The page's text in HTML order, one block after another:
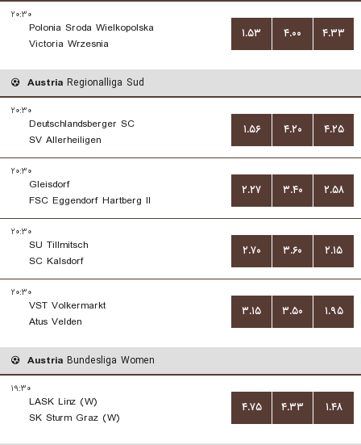
۲۰:۳۰
Polonia Sroda Wielkopolska
Victoria Wrzesnia
۱.۵۳ ۴.۰۰ ۴.۳۳
Austria Regionalliga Sud
۲۰:۳۰
Deutschlandsberger SC
SV Allerheiligen
۱.۵۶ ۴.۲۰ ۴.۲۵
۲۰:۳۰
Gleisdorf
FSC Eggendorf Hartberg II
۲.۲۷ ۳.۴۰ ۲.۵۸
۲۰:۳۰
SU Tillmitsch
SC Kalsdorf
۲.۷۰ ۳.۶۰ ۲.۱۵
۲۰:۳۰
VST Volkermarkt
Atus Velden
۳.۱۵ ۳.۵۰ ۱.۹۵
Austria Bundesliga Women
۱۹:۳۰
LASK Linz (W)
SK Sturm Graz (W)
۴.۷۵ ۴.۳۳ ۱.۴۸